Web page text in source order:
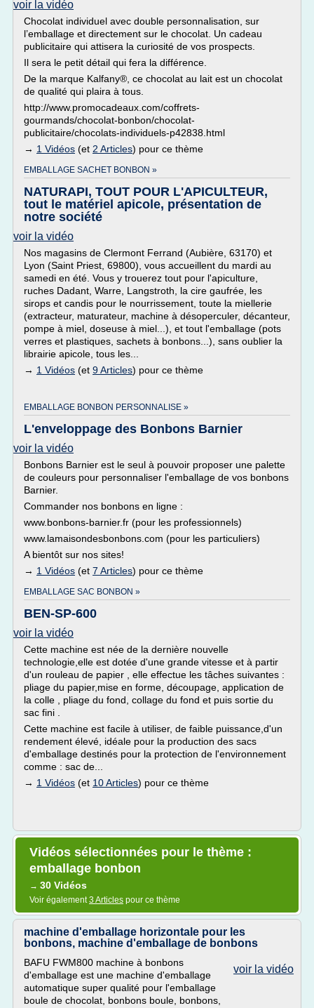
voir la vidéo
Chocolat individuel avec double personnalisation, sur
l’emballage et directement sur le chocolat. Un cadeau
publicitaire qui attisera la curiosité de vos prospects.
Il sera le petit détail qui fera la différence.
De la marque Kalfany®, ce chocolat au lait est un chocolat
de qualité qui plaira à tous.
http://www.promocadeaux.com/coffrets-
gourmands/chocolat-bonbon/chocolat-
publicitaire/chocolats-individuels-p42838.html
→ 1 Vidéos (et 2 Articles) pour ce thème
EMBALLAGE SACHET BONBON »
NATURAPI, TOUT POUR L'APICULTEUR,
tout le matériel apicole, présentation de
notre société
voir la vidéo
Nos magasins de Clermont Ferrand (Aubière, 63170) et
Lyon (Saint Priest, 69800), vous accueillent du mardi au
samedi en été. Vous y trouerez tout pour l'apiculture,
ruches Dadant, Warre, Langstroth, la cire gaufrée, les
sirops et candis pour le nourrissement, toute la miellerie
(extracteur, maturateur, machine à désoperculer, décanteur,
pompe à miel, doseuse à miel...), et tout l'emballage (pots
verres et plastiques, sachets à bonbons...), sans oublier la
librairie apicole, tous les...
→ 1 Vidéos (et 9 Articles) pour ce thème
EMBALLAGE BONBON PERSONNALISE »
L'enveloppage des Bonbons Barnier
voir la vidéo
Bonbons Barnier est le seul à pouvoir proposer une palette
de couleurs pour personnaliser l'emballage de vos bonbons
Barnier.
Commander nos bonbons en ligne :
www.bonbons-barnier.fr (pour les professionnels)
www.lamaisondesbonbons.com (pour les particuliers)
A bientôt sur nos sites!
→ 1 Vidéos (et 7 Articles) pour ce thème
EMBALLAGE SAC BONBON »
BEN-SP-600
voir la vidéo
Cette machine est née de la dernière nouvelle
technologie,elle est dotée d'une grande vitesse et à partir
d'un rouleau de papier , elle effectue les tâches suivantes :
pliage du papier,mise en forme, découpage, application de
la colle , pliage du fond, collage du fond et puis sortie du
sac fini .
Cette machine est facile à utiliser, de faible puissance,d'un
rendement élevé, idéale pour la production des sacs
d'emballage destinés pour la protection de l'environnement
comme : sac de...
→ 1 Vidéos (et 10 Articles) pour ce thème
Vidéos sélectionnées pour le thème :
emballage bonbon
→ 30 Vidéos
Voir également3 Articles pour ce thème
machine d'emballage horizontale pour les
bonbons, machine d'emballage de bonbons
voir la vidéo
BAFU FWM800 machine à bonbons
d'emballage est une machine d'emballage
automatique super qualité pour l'emballage
boule de chocolat, bonbons boule, bonbons,